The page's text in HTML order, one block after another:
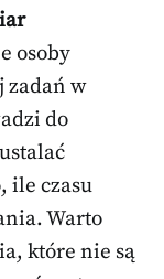
osoby
zadań w
do
ile czasu
Warto
które nie są